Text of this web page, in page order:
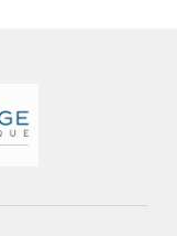
page